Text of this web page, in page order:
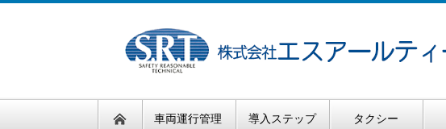
車両運行管理 導入ステップ タクシー